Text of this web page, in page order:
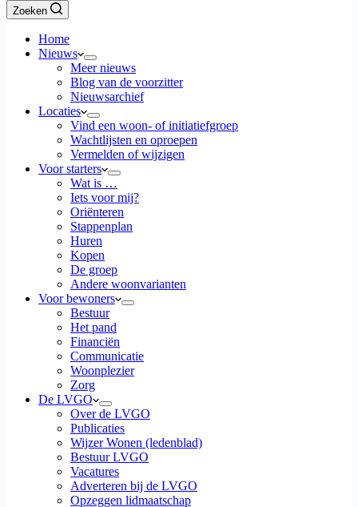
Zoeken
Home
Nieuws
Meer nieuws
Blog van de voorzitter
Nieuwsarchief
Locaties
Vind een woon- of initiatiefgroep
Wachtlijsten en oproepen
Vermelden of wijzigen
Voor starters
Wat is …
Iets voor mij?
Oriënteren
Stappenplan
Huren
Kopen
De groep
Andere woonvarianten
Voor bewoners
Bestuur
Het pand
Financiën
Communicatie
Woonplezier
Zorg
De LVGO
Over de LVGO
Publicaties
Wijzer Wonen (ledenblad)
Bestuur LVGO
Vacatures
Adverteren bij de LVGO
Opzeggen lidmaatschap